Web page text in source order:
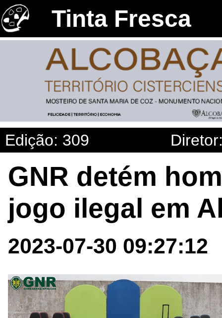
Tinta Fresca
Edição: 309
GNR detém
jogo ilegal em
2023-07-30 09:27:12